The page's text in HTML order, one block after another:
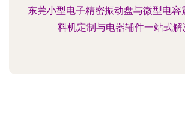
东莞小型电子精密振动盘与微型电容
料机定制与电器辅件一站式解